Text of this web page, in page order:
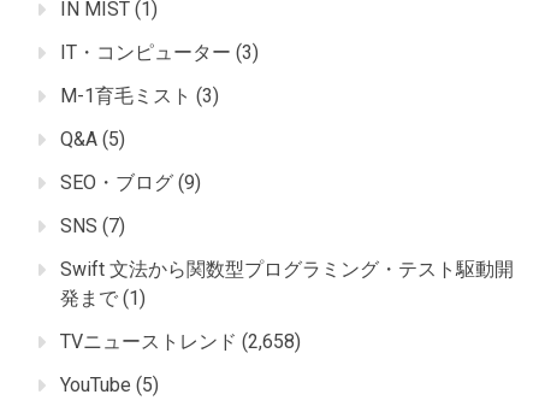
IN MIST (1)
IT・コンピューター (3)
M-1育毛ミスト (3)
Q&A (5)
SEO・ブログ (9)
SNS (7)
Swift 文法から関数型プログラミング・テスト駆動開
発まで (1)
TVニューストレンド (2,658)
YouTube (5)